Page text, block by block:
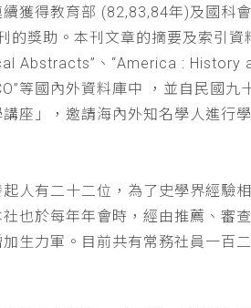
續獲得教育部 (82,83,84年)及國科
的獎助。本刊文章的摘要及索引資
Abstracts”、“America : History
等國內外資料庫中 ，並自民國九
座」，邀請海內外知名學人進行
起人有二十二位，為了史學界經驗
也於每年年會時，經由推薦、審
生力軍。目前共有常務社員一百